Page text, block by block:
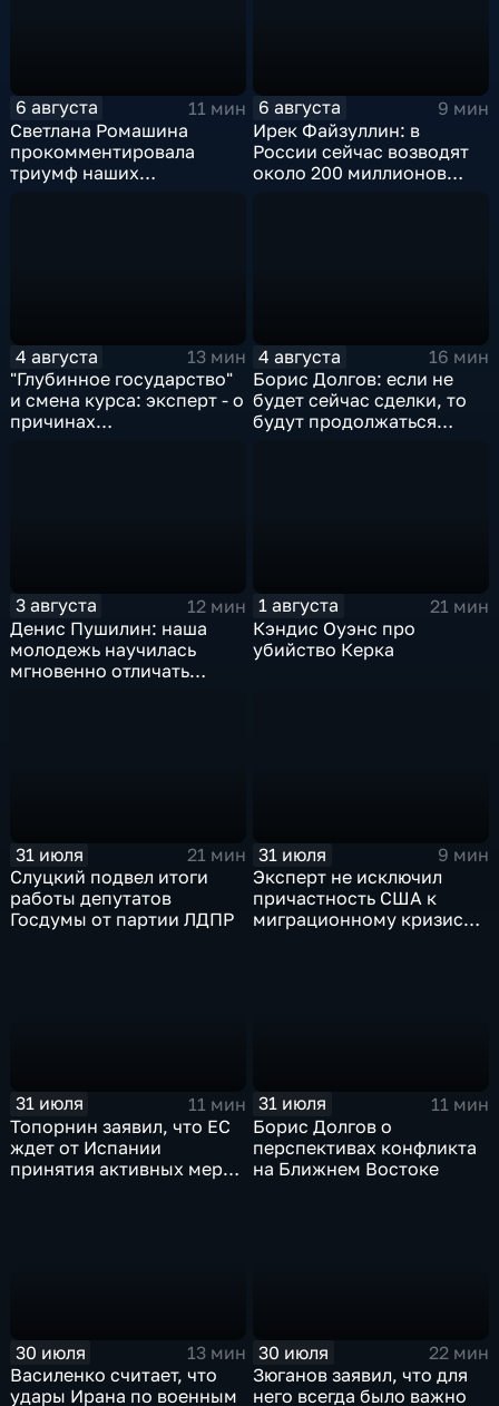
6 августа
11 мин
Светлана Ромашина
прокомментировала
триумф наших
6 августа
9 мин
Ирек Файзуллин: в
России сейчас возводят
около 200 миллионов
4 августа
13 мин
"Глубинное государство"
и смена курса: эксперт - о
причинах
4 августа
16 мин
Борис Долгов: если не
будет сейчас сделки, то
будут продолжаться
3 августа
12 мин
Денис Пушилин: наша
молодежь научилась
мгновенно отличать
1 августа
21 мин
Кэндис Оуэнс про
убийство Керка
31 июля
21 мин
Слуцкий подвел итоги
работы депутатов
Госдумы от партии ЛДПР
31 июля
9 мин
Эксперт не исключил
причастность США к
миграционному кризису в
31 июля
11 мин
Топорнин заявил, что ЕС
ждет от Испании
принятия активных мер
31 июля
11 мин
Борис Долгов о
перспективах конфликта
на Ближнем Востоке
30 июля
13 мин
Василенко считает, что
удары Ирана по военным
30 июля
22 мин
Зюганов заявил, что для
него всегда было важно